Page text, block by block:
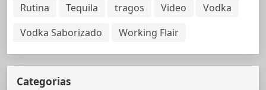
Rutina
Tequila tragos Video
Vodka
Vodka Saborizado
Working Flair
Categorias